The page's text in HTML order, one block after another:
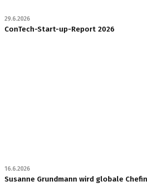
29.6.2026
ConTech-Start-up-Report 2026
16.6.2026
Susanne Grundmann wird globale